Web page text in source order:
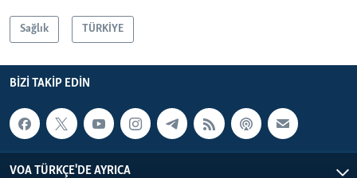
Sağlık TÜRKİYE
BIZI TAKIP EDIN
VOA TÜRKÇE'DE AYRICA